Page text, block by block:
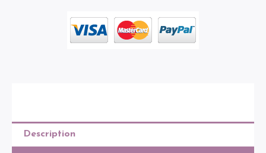
Description